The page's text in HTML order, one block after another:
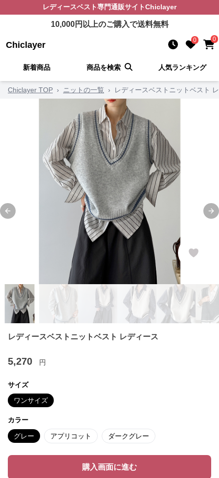
レディースベスト専門通販サイトChiclayer
10,000円以上のご購入で送料無料
Chiclayer 0 0
新着商品 商品を検索 人気ランキング
Chiclayer TOP › ニットの一覧 › レディースベストニットベスト
Previous slide
レディースベストニットベスト レディース
5,270 円
サイズ
ワンサイズ
カラー
グレー アプリコット ダークグレー
購入画面に進む